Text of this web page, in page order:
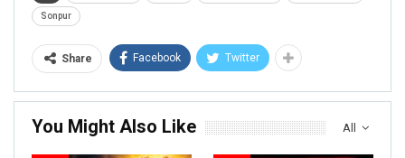
Sonpur
Share Facebook Twitter
All
You Might Also Like